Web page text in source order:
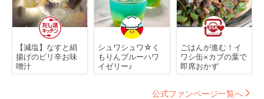
【減塩】なすと絹
揚げのピリ辛お味
噌汁
シュワシュワ☆く
もりんブルーハワ
イゼリー♪
ごはんが進む！イ
ワシ缶×カブの葉で
即席おかず
公式ファンページ一覧へ